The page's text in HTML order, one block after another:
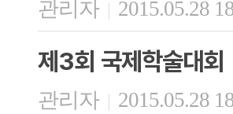
관리자 | 2015.05.28
제3회 국제학술대회
관리자 | 2015.05.28